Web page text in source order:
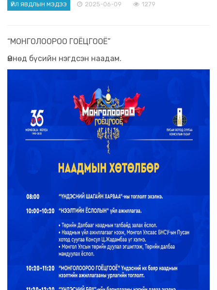
ҮЙЛ ЯВДЛЫН МЭДЭЭ 2025-06-09 1279
“МОНГОЛООРОО ГОЁЦГООЁ”
Өмнөд бүсийн нэгдсэн наадам.